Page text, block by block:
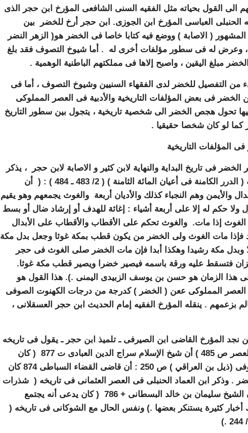
الى القول بحياته مثل الفقيه السنى الشافعى المؤرخ ابن حجر الذى
الحنبلى العباسى المؤرخ ابن الجوزى. ابن حجر أرخ للخضر بين
المشهور ( الاصابة ) ووضع فيه كتابا خاصا فى الخضر هو( الزهر النضر
، وعرض له فى سطور مؤلفات أخرى له . أما شيوخ التصوف فقد بلغ
مبلغ اليقين ، واصبح إلاها فى مملكتهم الباطنية الوهمية .
من التفصيل للخضر لدى الفقهاء السنيين وشيوخ التصوف ، أما فى
فى بعض المؤلفات التاريخية والأدبية فى العصر المملوكى
تحول هجص الخضر الى شخصية تاريخية ، يتجول بين سطور التاريخ
لو كان شخصا حقيقيا .
المؤلفات التاريخية
الخضر فى تاريخ البداية والنهاية لابن كثير و الاصابة لابن حجر ، يذكر
ابن حجر فى تاريخه ( الدرر الكامنة فى أعيان المائة الثامنة ) ( 2/ 483 ـ 484 ) : ( أن
والأيمن وهم النجباء كذلك والأديان أربعة والغوث يجمعهم وهو يقيم
ولا حكم له إلا على أربعة أشياء : إغاثة للهدف أو إرشاد ضال أو بسط
إذا مات. والغوث تحكم على الأقطاب والأقطاب على الأبدال
فإذا مات الغوث ولى الخضر من يكون قطب بمكة غوثا وجعل بدل مكة
وبدل مكة رشيدا وهكذا أبدا فإن مات الخضر صلى الغوث فى حجر
فتسقط عليه ورقة باسمه فيصير خضرا ويصير قطب مكة غوثا.
هذا الزمان هو حسن بن يوسف الزبيدى اليمنى .). هذا القول هو
العصر المملوكى ععن ( الخضر ) كدرجة من درجات الكهنوت الصوفى
بزعمهم . ينقله المؤرخ الفقيه إمام الحديث ابن حجر العسقلانى ،
نجد المؤرخ القاضى ابن الصيرفى ـ تلميذ ابن حجر ـ يقول فى تاريخه
(إنباء الهصر بأبناء العصر ص 485 ) أن شيخ الإسلام سراج الدين العبادى ت 877 ( كان
يجتمع بالخضر . ) .وفى (ذيل بن العراقي ) ص 250 : أن قاضى القضاء السباطى 874 كان
. وذكر ابن العماد الحنبلى فى العصر العثمانى فى تاريخه ( شذرات
الذهب 6 / 290 ) أن الشيخ سليمان بن خالد البسطانى + 786 ( كان يدعى أنه يجتمع
كثيرة يستنكر بعضها .) ونفس الحال مع الشوكانى فى تاريخه (